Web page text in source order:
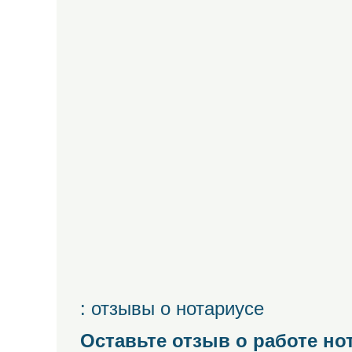
: отзывы о нотариусе
Оставьте отзыв о работе